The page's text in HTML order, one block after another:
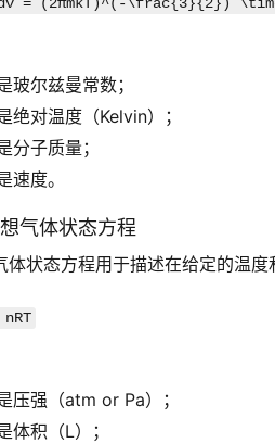
= (2πmkT)^(-\frac{3}{2})
玻尔兹曼常数；
绝对温度（Kelvin）；
分子质量；
速度。
气体状态方程
体状态方程用于描述在给定的温度
压强（atm or Pa）；
体积（L）；